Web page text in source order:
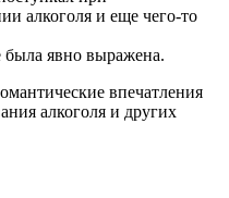
алкоголя и еще чего-то
явно выражена.
впечатления
алкоголя и других